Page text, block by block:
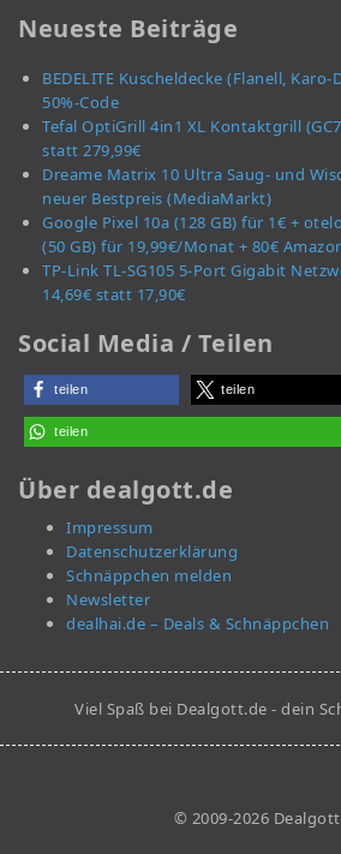
Neueste Beiträge
BEDELITE Kuscheldecke (Flanell,
50%-Code
Tefal OptiGrill 4in1 XL Kontaktgrill
statt 279,99€
Dreame Matrix 10 Ultra Saug- und
neuer Bestpreis (MediaMarkt)
Google Pixel 10a (128 GB) für 1€ +
(50 GB) für 19,99€/Monat + 80€
TP-Link TL-SG105 5-Port Gigabit
14,69€ statt 17,90€
Social Media / Teilen
teilen teilen
teilen
Über dealgott.de
Impressum
Datenschutzerklärung
Schnäppchen melden
Newsletter
dealhai.de – Deals & Schnäppchen
Viel Spaß bei Dealgott.de - dein
© 2009-2026